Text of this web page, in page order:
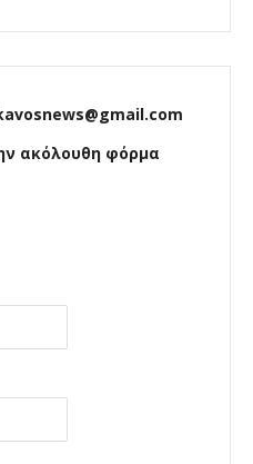
ακόλουθη φόρμα